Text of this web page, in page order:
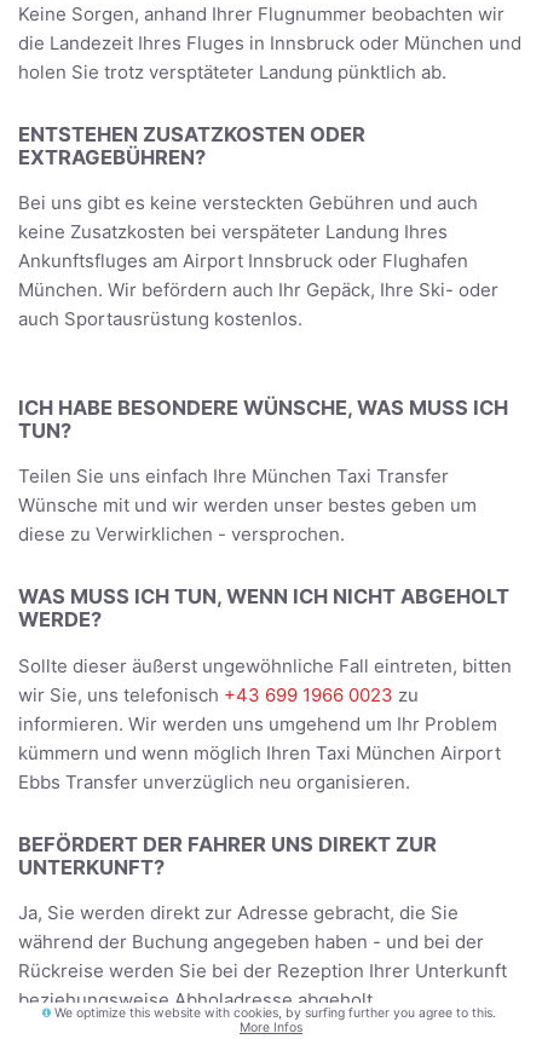
Keine Sorgen, anhand Ihrer Flugnummer beobachten wir
die Landezeit Ihres Fluges in Innsbruck oder München und
holen Sie trotz versptäteter Landung pünktlich ab.
ENTSTEHEN ZUSATZKOSTEN ODER
EXTRAGEBÜHREN?
Bei uns gibt es keine versteckten Gebühren und auch
keine Zusatzkosten bei verspäteter Landung Ihres
Ankunftsfluges am Airport Innsbruck oder Flughafen
München. Wir befördern auch Ihr Gepäck, Ihre Ski- oder
auch Sportausrüstung kostenlos.
ICH HABE BESONDERE WÜNSCHE, WAS MUSS ICH
TUN?
Teilen Sie uns einfach Ihre München Taxi Transfer
Wünsche mit und wir werden unser bestes geben um
diese zu Verwirklichen - versprochen.
WAS MUSS ICH TUN, WENN ICH NICHT ABGEHOLT
WERDE?
Sollte dieser äußerst ungewöhnliche Fall eintreten, bitten
wir Sie, uns telefonisch +43 699 1966 0023 zu
informieren. Wir werden uns umgehend um Ihr Problem
kümmern und wenn möglich Ihren Taxi München Airport
Ebbs Transfer unverzüglich neu organisieren.
BEFÖRDERT DER FAHRER UNS DIREKT ZUR
UNTERKUNFT?
Ja, Sie werden direkt zur Adresse gebracht, die Sie
während der Buchung angegeben haben - und bei der
Rückreise werden Sie bei der Rezeption Ihrer Unterkunft
beziehungsweise Abholadresse abgeholt.
We optimize this website with cookies, by surfing further you agree to this.
More Infos